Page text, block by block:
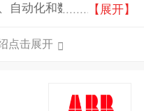
自动化和数字化领域的
案，业务遍及全球200
【展开】
点击展开